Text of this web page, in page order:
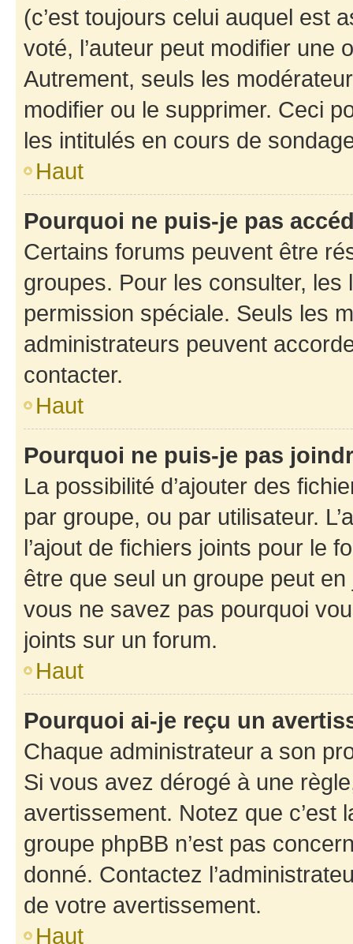
(c’est toujours celui auquel est
voté, l’auteur peut modifier une
Autrement, seuls les
modifier ou le supprimer. Ceci
les intitulés en cours de
Haut
Pourquoi ne puis-je pas
Certains forums peuvent être
groupes. Pour les consulter,
permission spéciale. Seuls les
administrateurs peuvent
contacter.
Haut
Pourquoi ne puis-je pas
La possibilité d’ajouter des
par groupe, ou par utilisateur.
l’ajout de fichiers joints pour le
être que seul un groupe peut
vous ne savez pas pourquoi
joints sur un forum.
Haut
Pourquoi ai-je reçu un
Chaque administrateur a son
Si vous avez dérogé à une
avertissement. Notez que c’est
groupe phpBB n’est pas
donné. Contactez
de votre avertissement.
Haut